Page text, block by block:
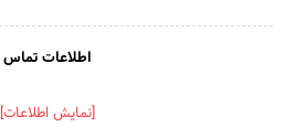
اطلاعات تماس
[نمایش اطلاعات]